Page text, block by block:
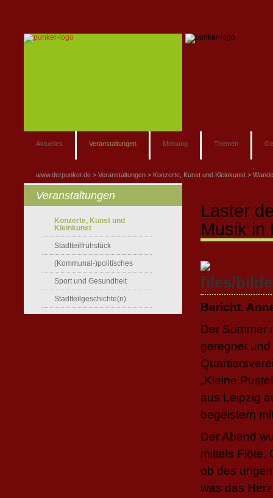
Aktuelles Veranstaltungen Meinung Themen
www.derpunker.de Veranstaltungen Konzerte, Kunst und Kleinkunst
Laster
Musik in
Bericht:
Der Sommer
geregnet
„Kleine
aus Leipzig
begeistern
Der Abend
mittels Flöte,
ob des
was das
Veranstaltungen
Konzerte, Kunst und
Kleinkunst
Stadtteilfrühstück
(Kommunal-)politisches
Sport und Gesundheit
Stadtteilgeschichte(n)